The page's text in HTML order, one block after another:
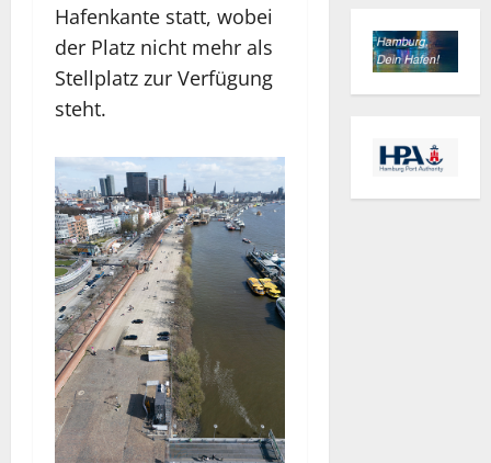
Hafenkante statt, wobei
der Platz nicht mehr als
Stellplatz zur Verfügung
steht.